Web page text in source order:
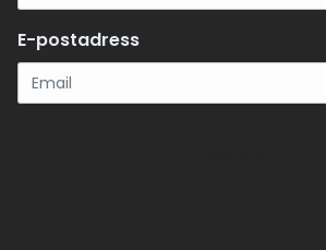
E-postadress